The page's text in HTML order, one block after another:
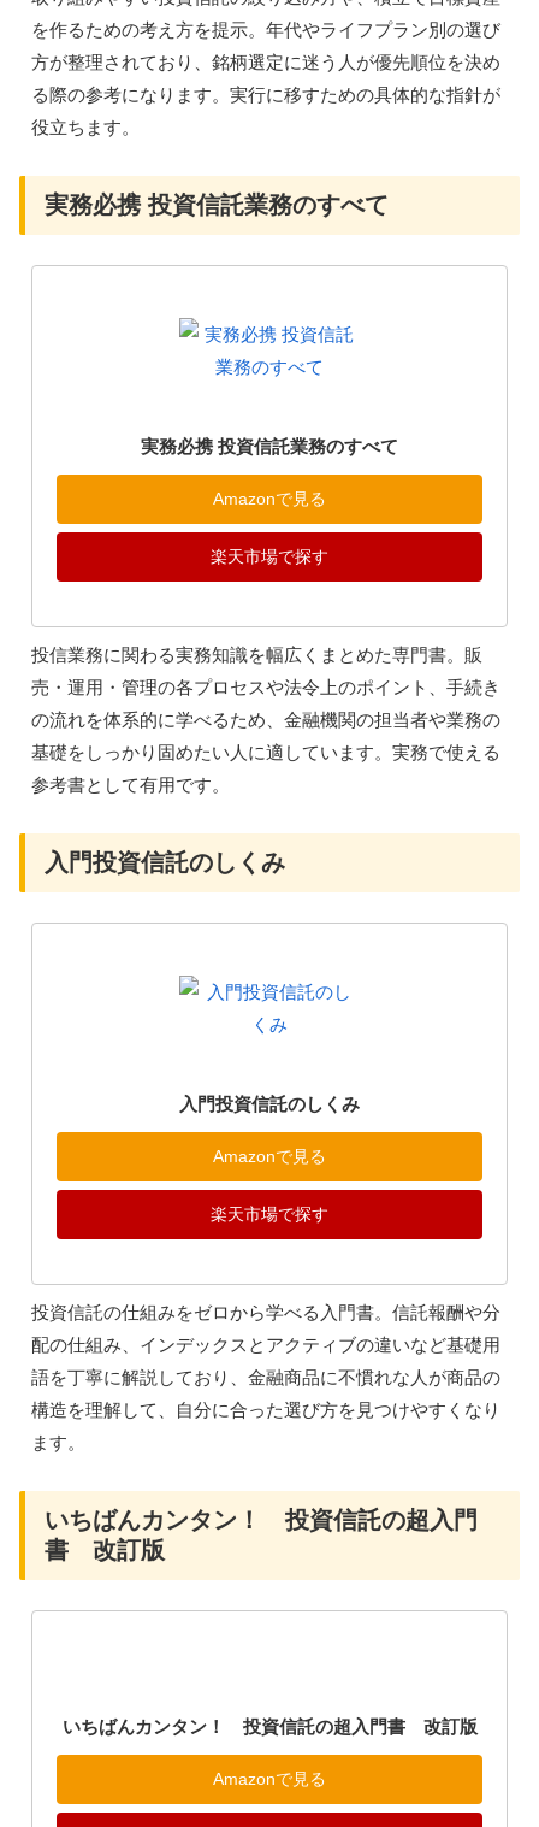
を作るための考え方を提示。年代やライフプラン別の選び
方が整理されており、銘柄選定に迷う人が優先順位を決め
る際の参考になります。実行に移すための具体的な指針が
役立ちます。
実務必携 投資信託業務のすべて
実務必携 投資信託業務のすべて
Amazonで見る
楽天市場で探す
投信業務に関わる実務知識を幅広くまとめた専門書。販
売・運用・管理の各プロセスや法令上のポイント、手続き
の流れを体系的に学べるため、金融機関の担当者や業務の
基礎をしっかり固めたい人に適しています。実務で使える
参考書として有用です。
入門投資信託のしくみ
入門投資信託のしくみ
Amazonで見る
楽天市場で探す
投資信託の仕組みをゼロから学べる入門書。信託報酬や分
配の仕組み、インデックスとアクティブの違いなど基礎用
語を丁寧に解説しており、金融商品に不慣れな人が商品の
構造を理解して、自分に合った選び方を見つけやすくなり
ます。
いちばんカンタン！ 投資信託の超入門
書 改訂版